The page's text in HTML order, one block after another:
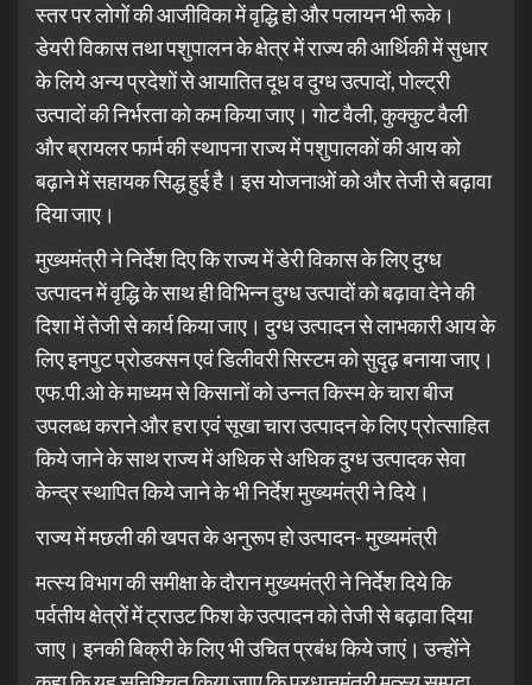
स्तर पर लोगों की आजीविका में वृद्धि हो और पलायन भी रूके।
डेयरी विकास तथा पशुपालन के क्षेत्र में राज्य की आर्थिकी में सुधार
के लिये अन्य प्रदेशों से आयातित दूध व दुग्ध उत्पादों, पोल्ट्री
उत्पादों की निर्भरता को कम किया जाए। गोट वैली, कुक्कुट वैली
और ब्रायलर फार्म की स्थापना राज्य में पशुपालकों की आय को
बढ़ाने में सहायक सिद्ध हुई है। इस योजनाओं को और तेजी से बढ़ावा
दिया जाए।
मुख्यमंत्री ने निर्देश दिए कि राज्य में डेरी विकास के लिए दुग्ध
उत्पादन में वृद्धि के साथ ही विभिन्न दुग्ध उत्पादों को बढ़ावा देने की
दिशा में तेजी से कार्य किया जाए। दुग्ध उत्पादन से लाभकारी आय के
लिए इनपुट प्रोडक्सन एवं डिलीवरी सिस्टम को सुदृढ़ बनाया जाए।
एफ.पी.ओ के माध्यम से किसानों को उन्नत किस्म के चारा बीज
उपलब्ध कराने और हरा एवं सूखा चारा उत्पादन के लिए प्रोत्साहित
किये जाने के साथ राज्य में अधिक से अधिक दुग्ध उत्पादक सेवा
केन्द्र स्थापित किये जाने के भी निर्देश मुख्यमंत्री ने दिये।
राज्य में मछली की खपत के अनुरूप हो उत्पादन- मुख्यमंत्री
मत्स्य विभाग की समीक्षा के दौरान मुख्यमंत्री ने निर्देश दिये कि
पर्वतीय क्षेत्रों में ट्राउट फिश के उत्पादन को तेजी से बढ़ावा दिया
जाए। इनकी बिक्री के लिए भी उचित प्रबंध किये जाएं। उन्होंने